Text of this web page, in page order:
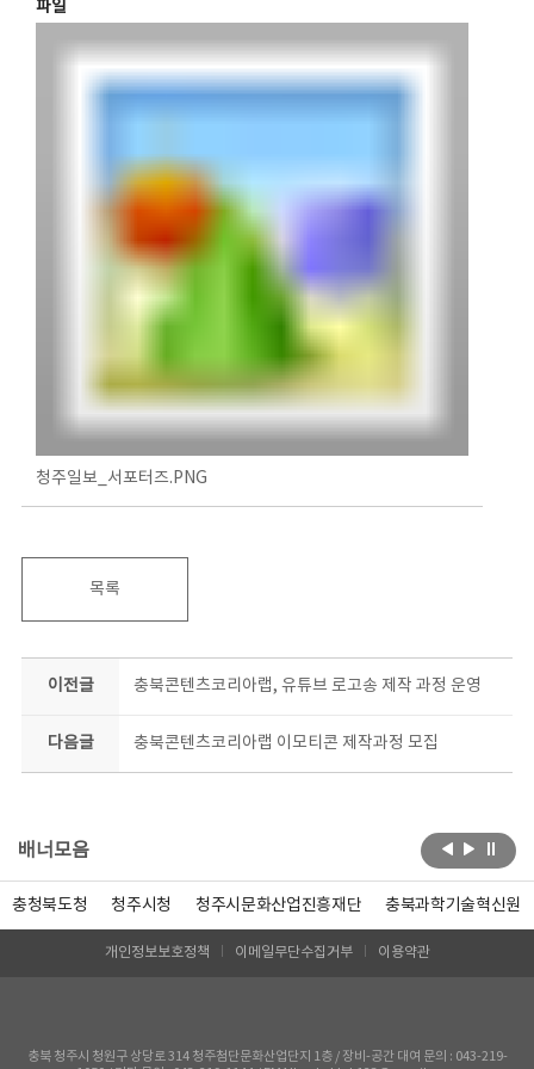
파일
청주일보_서포터즈.PNG
목록
이전글 충북콘텐츠코리아랩, 유튜브 로고송 제작 과정 운영
다음글 충북콘텐츠코리아랩 이모티콘 제작과정 모집
배너모음
충청북도청 청주시청 청주시문화산업진흥재단 충북과학기술혁신원
개인정보보호정책 이메일무단수집거부 이용약관
충북 청주시 청원구 상당로 314 청주첨단문화산업단지 1층 / 장비-공간 대여 문의 : 043-219-